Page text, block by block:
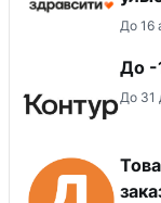
До 16
До -
До 31